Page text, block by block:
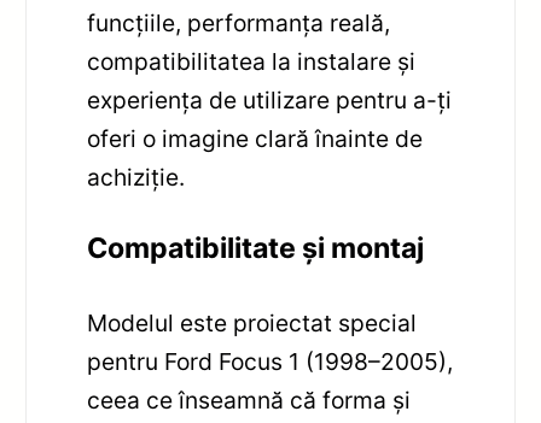
funcțiile, performanța reală,
compatibilitatea la instalare și
experiența de utilizare pentru a-ți
oferi o imagine clară înainte de
achiziție.
Compatibilitate și montaj
Modelul este proiectat special
pentru Ford Focus 1 (1998–2005),
ceea ce înseamnă că forma și